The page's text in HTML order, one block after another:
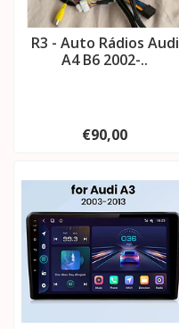
R3 - Auto Rádios Audi
A4 B6 2002-..
€90,00